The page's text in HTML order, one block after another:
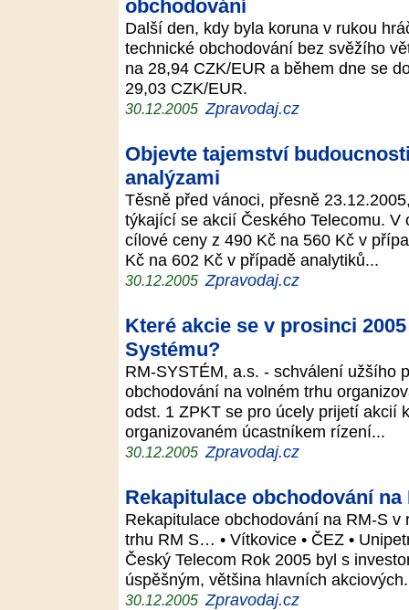
obchodování
Další den, kdy byla koruna v rukou
technické obchodování bez svěžího
na 28,94 CZK/EUR a během dne se
29,03 CZK/EUR.
30.12.2005 Zpravodaj.cz
Objevte tajemství
analýzami
Těsně před vánoci, přesně
týkající se akcií Českého Telecomu.
cílové ceny z 490 Kč na 560 Kč v
Kč na 602 Kč v případě analytiků...
30.12.2005 Zpravodaj.cz
Které akcie se v prosinci
Systému?
RM-SYSTÉM, a.s. - schválení užšího
obchodování na volném trhu
odst. 1 ZPKT se pro úcely prijetí akcií
organizovaném úcastníkem rízení...
30.12.2005 Zpravodaj.cz
Rekapitulace obchodování na
Rekapitulace obchodování na RM-S
trhu RM S… • Vítkovice • ČEZ •
Český Telecom Rok 2005 byl s
úspěšným, většina hlavních
30.12.2005 Zpravodaj.cz